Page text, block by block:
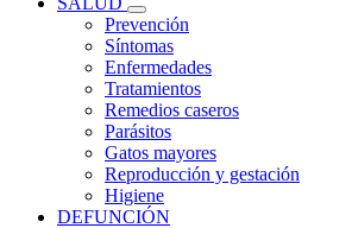
Prevención
Síntomas
Enfermedades
Tratamientos
Remedios caseros
Parásitos
Gatos mayores
Reproducción y gestación
Higiene
DEFUNCIÓN